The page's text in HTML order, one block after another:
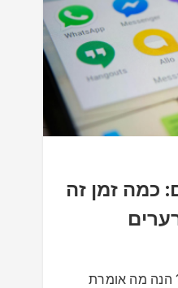
כמה זמן זה
הנה מה אומרת